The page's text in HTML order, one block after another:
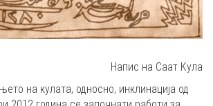
Напис на Саат Кула
на кулата, односно, инклинација од